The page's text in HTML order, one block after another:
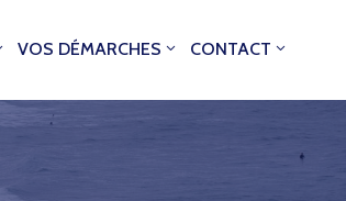
VOS DÉMARCHES CONTACT